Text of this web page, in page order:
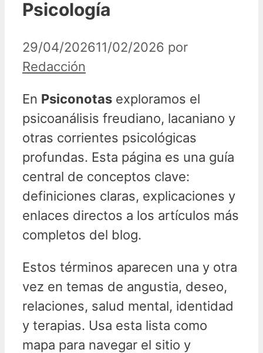
Psicología
29/04/202611/02/2026 por
Redacción
En Psiconotas exploramos el
psicoanálisis freudiano, lacaniano y
otras corrientes psicológicas
profundas. Esta página es una guía
central de conceptos clave:
definiciones claras, explicaciones y
enlaces directos a los artículos más
completos del blog.
Estos términos aparecen una y otra
vez en temas de angustia, deseo,
relaciones, salud mental, identidad
y terapias. Usa esta lista como
mapa para navegar el sitio y